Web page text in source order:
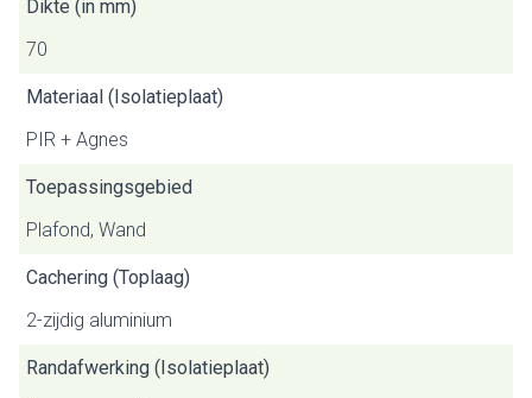
Dikte (in mm)
70
Materiaal (Isolatieplaat)
PIR + Agnes
Toepassingsgebied
Plafond, Wand
Cachering (Toplaag)
2-zijdig aluminium
Randafwerking (Isolatieplaat)